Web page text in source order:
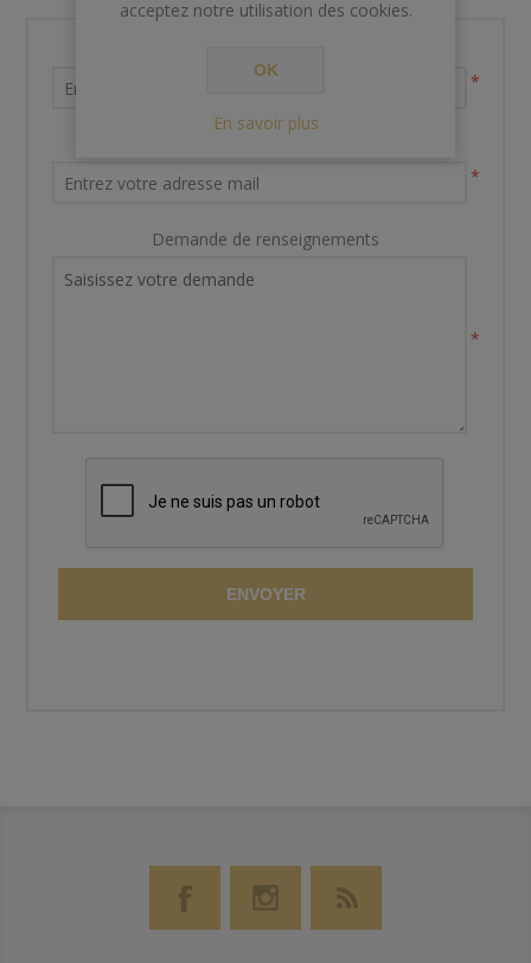
*
*
Demande de renseignements
*
ENVOYER
acceptez notre utilisation des cookies.
OK
En savoir plus